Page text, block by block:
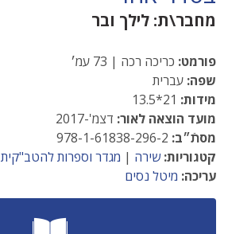
מחבר\ת: לילך ובר
פורמט: כריכה רכה | 73 עמ׳
שפה: עברית
מידות:
מועד הוצאה לאור: דצמ'-2017
מסתֿ״ב:
קטגוריות: שירה | מגדר וספרות להטב"קית
עריכה: מיטל נסים